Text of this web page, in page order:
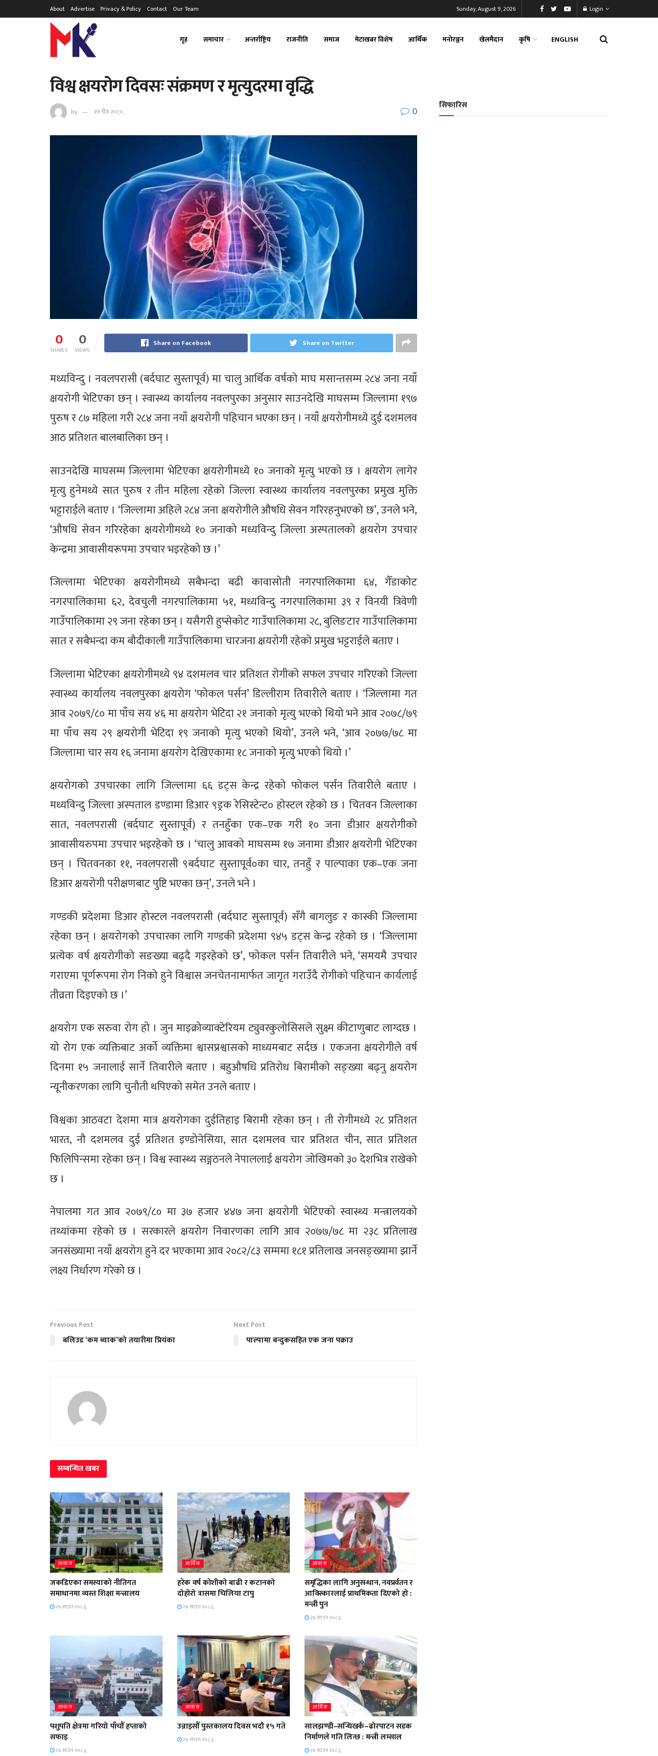
About Advertise Privacy & Policy Contact Our Team Sunday, August 9, 2026 Login
गृह समाचार अन्तर्राष्ट्रिय राजनीति समाज मेटाखबर विशेष आर्थिक मनोरञ्जन खेलमैदान कृषि ENGLISH
विश्व क्षयरोग दिवसः संक्रमण र मृत्युदरमा वृद्धि
by ११ चैत्र २०८०, 0
0
SHARES 0
VIEWS
Share on Facebook Share on Twitter
मध्यविन्दु । नवलपरासी (बर्दघाट सुस्तापूर्व) मा चालु आर्थिक वर्षको माघ मसान्तसम्म २८४ जना नयाँ
क्षयरोगी भेटिएका छन् । स्वास्थ्य कार्यालय नवलपुरका अनुसार साउनदेखि माघसम्म जिल्लामा १९७
पुरुष र ८७ महिला गरी २८४ जना नयाँ क्षयरोगी पहिचान भएका छन् । नयाँ क्षयरोगीमध्ये दुई दशमलव
आठ प्रतिशत बालबालिका छन् ।
साउनदेखि माघसम्म जिल्लामा भेटिएका क्षयरोगीमध्ये १० जनाको मृत्यु भएको छ । क्षयरोग लागेर
मृत्यु हुनेमध्ये सात पुरुष र तीन महिला रहेको जिल्ला स्वास्थ्य कार्यालय नवलपुरका प्रमुख मुक्ति
भट्टाराईले बताए । ‘जिल्लामा अहिले २८४ जना क्षयरोगीले औषधि सेवन गरिरहनुभएको छ’, उनले भने,
‘औषधि सेवन गरिरहेका क्षयरोगीमध्ये १० जनाको मध्यविन्दु जिल्ला अस्पतालको क्षयरोग उपचार
केन्द्रमा आवासीयरूपमा उपचार भइरहेको छ ।’
जिल्लामा भेटिएका क्षयरोगीमध्ये सबैभन्दा बढी कावासोती नगरपालिकामा ६४, गैँडाकोट
नगरपालिकामा ६२, देवचुली नगरपालिकामा ५१, मध्यविन्दु नगरपालिकामा ३९ र विनयी त्रिवेणी
गाउँपालिकामा २९ जना रहेका छन् । यसैगरी हुप्सेकोट गाउँपालिकामा २८, बुलिङटार गाउँपालिकामा
सात र सबैभन्दा कम बौदीकाली गाउँपालिकामा चारजना क्षयरोगी रहेको प्रमुख भट्टराईले बताए ।
जिल्लामा भेटिएका क्षयरोगीमध्ये ९४ दशमलव चार प्रतिशत रोगीको सफल उपचार गरिएको जिल्ला
स्वास्थ्य कार्यालय नवलपुरका क्षयरोग ‘फोकल पर्सन’ डिल्लीराम तिवारीले बताए । ‘जिल्लामा गत
आव २०७९/८० मा पाँच सय ४६ मा क्षयरोग भेटिदा २१ जनाको मृत्यु भएको थियो भने आव २०७८/७९
मा पाँच सय २९ क्षयरोगी भेटिदा १९ जनाको मृत्यु भएको थियो’, उनले भने, ‘आव २०७७/७८ मा
जिल्लामा चार सय १६ जनामा क्षयरोग देखिएकामा १८ जनाको मृत्यु भएको थियो ।’
क्षयरोगको उपचारका लागि जिल्लामा ६६ डट्स केन्द्र रहेको फोकल पर्सन तिवारीले बताए ।
मध्यविन्दु जिल्ला अस्पताल डण्डामा डिआर ९ड्रक रेसिस्टेन्ट० होस्टल रहेको छ । चितवन जिल्लाका
सात, नवलपरासी (बर्दघाट सुस्तापूर्व) र तनहुँका एक–एक गरी १० जना डीआर क्षयरोगीको
आवासीयरुपमा उपचार भइरहेको छ । ‘चालु आवको माघसम्म १७ जनामा डीआर क्षयरोगी भेटिएका
छन् । चितवनका ११, नवलपरासी ९बर्दघाट सुस्तापूर्व०का चार, तनहुँ र पाल्पाका एक–एक जना
डिआर क्षयरोगी परीक्षणबाट पुष्टि भएका छन्’, उनले भने ।
गण्डकी प्रदेशमा डिआर होस्टल नवलपरासी (बर्दघाट सुस्तापूर्व) सँगै बागलुङ र कास्की जिल्लामा
रहेका छन् । क्षयरोगको उपचारका लागि गण्डकी प्रदेशमा ९४५ डट्स केन्द्र रहेको छ । ‘जिल्लामा
प्रत्येक वर्ष क्षयरोगीको सङख्या बढ्दै गइरहेको छ’, फोकल पर्सन तिवारीले भने, ‘समयमै उपचार
गराएमा पूर्णरूपमा रोग निको हुने विश्वास जनचेतनामार्फत जागृत गराउँदै रोगीको पहिचान कार्यलाई
तीव्रता दिइएको छ ।’
क्षयरोग एक सरुवा रोग हो । जुन माइक्रोव्याक्टेरियम ट्युवरकुलोसिसले सुक्ष्म कीटाणुबाट लाग्दछ ।
यो रोग एक व्यक्तिबाट अर्को व्यक्तिमा श्वासप्रश्वासको माध्यमबाट सर्दछ । एकजना क्षयरोगीले वर्ष
दिनमा १५ जनालाई सार्ने तिवारीले बताए । बहुऔषधि प्रतिरोध बिरामीको सङ्ख्या बढ्नु क्षयरोग
न्यूनीकरणका लागि चुनौती थपिएको समेत उनले बताए ।
विश्वका आठवटा देशमा मात्र क्षयरोगका दुईतिहाइ बिरामी रहेका छन् । ती रोगीमध्ये २८ प्रतिशत
भारत, नौ दशमलव दुई प्रतिशत इण्डोनेसिया, सात दशमलव चार प्रतिशत चीन, सात प्रतिशत
फिलिपिन्समा रहेका छन् । विश्व स्वास्थ्य सङ्गठनले नेपाललाई क्षयरोग जोखिमको ३० देशभित्र राखेको
छ ।
नेपालमा गत आव २०७९/८० मा ३७ हजार ४४७ जना क्षयरोगी भेटिएको स्वास्थ्य मन्त्रालयको
तथ्यांकमा रहेको छ । सरकारले क्षयरोग निवारणका लागि आव २०७७/७८ मा २३८ प्रतिलाख
जनसंख्यामा नयाँ क्षयरोग हुने दर भएकामा आव २०८२/८३ सम्ममा १८१ प्रतिलाख जनसङ्ख्यामा झार्ने
लक्ष्य निर्धारण गरेको छ ।
Previous Post
बलिउड ‘कम ब्याक’को तयारीमा प्रियंका
Next Post
पाल्पामा बन्दुकसहित एक जना पक्राउ
सम्बन्धितखबर
आवाज
जकडिएका समस्याको नीतिगत
समाधानमा व्यस्त शिक्षा मन्त्रालय
२४ साउन २०८३,
आर्थिक
हरेक वर्ष कोशीको बाढी र कटानको
दोहोरो त्रासमा चिलिया टापु
२४ साउन २०८३,
आवाज
समृद्धिका लागि अनुसन्धान, नवप्रर्वतन र
आविस्कारलाई प्राथमिकता दिएको हो :
मन्त्री पुन
२४ साउन २०८३,
आवाज
पशुपति क्षेत्रमा गरियो पाँचौँ हप्ताको
सफाइ
२४ साउन २०८३,
आवाज
उन्नाइसौँ पुस्तकालय दिवस भदौ १५ गते
२४ साउन २०८३,
आर्थिक
सालझण्डी–सन्धिखर्क–ढोरपाटन सडक
निर्माणले गति लिन्छ : मन्त्री लम्साल
२४ साउन २०८३,
सिफारिस